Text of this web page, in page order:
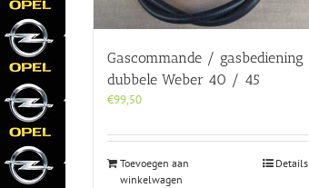
Gascommande / gasbediening
dubbele Weber 40 / 45
€99,50
Toevoegen aan
winkelwagen
Details